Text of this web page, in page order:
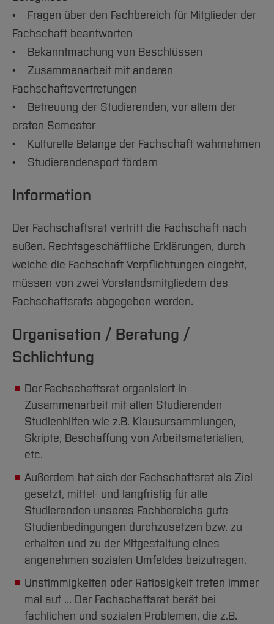
vertritt die Interessen der Fachschaft. Neben
den gewählten Mitgliedern des
Fachschaftsrats können einzelne Mitglieder
der Fachschaft als kommissarische Mitglieder
des Fachschaftsrats bestimmt und mit
speziellen Aufgaben betraut werden. Die
Gesamtverantwortung bleibt dagegen beim
Fachschaftsrat. Die maximale Größe eines
Fachschaftsrats beträgt 15 gewählte
werden.
[Inhalt zuklappen]
• Fragen über den Fachbereich für Mitglieder der
Fachschaft beantworten
• Bekanntmachung von Beschlüssen
• Zusammenarbeit mit anderen
Fachschaftsvertretungen
• Betreuung der Studierenden, vor allem der
ersten Semester
• Kulturelle Belange der Fachschaft wahrnehmen
• Studierendensport fördern
Information
Der Fachschaftsrat vertritt die Fachschaft nach
außen. Rechtsgeschäftliche Erklärungen, durch
welche die Fachschaft Verpflichtungen eingeht,
müssen von zwei Vorstandsmitgliedern des
Fachschaftsrats abgegeben werden.
Organisation / Beratung /
Schlichtung
Der Fachschaftsrat organisiert in
Zusammenarbeit mit allen Studierenden
Studienhilfen wie z.B. Klausursammlungen,
Skripte, Beschaffung von Arbeitsmaterialien,
etc.
Außerdem hat sich der Fachschaftsrat als Ziel
gesetzt, mittel- und langfristig für alle
Studierenden unseres Fachbereichs gute
Studienbedingungen durchzusetzen bzw. zu
erhalten und zu der Mitgestaltung eines
angenehmen sozialen Umfeldes beizutragen.
Unstimmigkeiten oder Ratlosigkeit treten immer
mal auf ... Der Fachschaftsrat berät bei
fachlichen und sozialen Problemen, die z.B.